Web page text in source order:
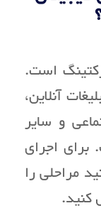
است.
آنلاین،
و سایر
اجرای
مراحلی را
کنید.